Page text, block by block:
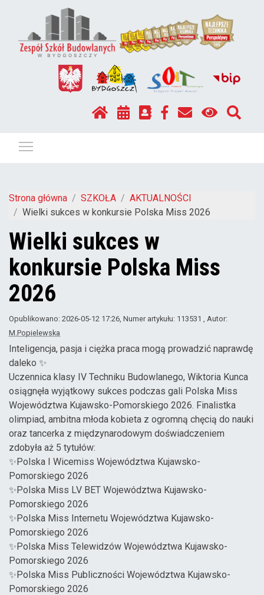
Strona główna SZKOŁA
AKTUALNOŚCI
Wielki sukces w konkursie Polska Miss 2026
Wielki sukces w
konkursie Polska Miss
2026
Opublikowano: 2026-05-12 17:26 , Numer artykułu: 113531
, Autor:
M.Popielewska
Inteligencja, pasja i ciężka praca mogą prowadzić naprawdę
daleko ✨
Uczennica klasy IV Techniku Budowlanego, Wiktoria Kunca
osiągnęła wyjątkowy sukces podczas gali Polska Miss
Województwa Kujawsko-Pomorskiego 2026. Finalistka
olimpiad, ambitna młoda kobieta z ogromną chęcią do nauki
oraz tancerka z międzynarodowym doświadczeniem
zdobyła aż 5 tytułów:
✨Polska I Wicemiss Województwa Kujawsko-
Pomorskiego 2026
✨Polska Miss LV BET Województwa Kujawsko-
Pomorskiego 2026
✨Polska Miss Internetu Województwa Kujawsko-
Pomorskiego 2026
✨Polska Miss Telewidzów Województwa Kujawsko-
Pomorskiego 2026
✨Polska Miss Publiczności Województwa Kujawsko-
Pomorskiego 2026